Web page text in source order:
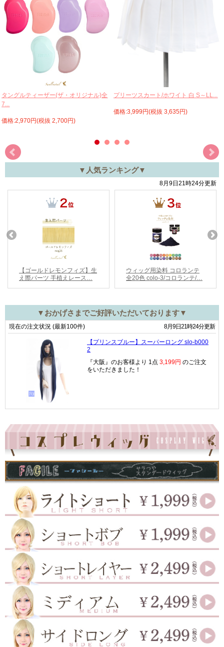
タングルティーザー(ザ・オリジナル)全
7...
価格:2,970円(税抜 2,700円)
プリーツスカート/ホワイト 白 S～LL...
価格:3,999円(税抜 3,635円)
▼人気ランキング▼
▼おかげさまでご好評いただいております▼